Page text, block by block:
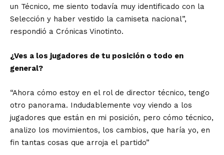
un Técnico, me siento todavía muy identificado con la
Selección y haber vestido la camiseta nacional”,
respondió a Crónicas Vinotinto.
¿Ves a los jugadores de tu posición o todo en
general?
“Ahora cómo estoy en el rol de director técnico, tengo
otro panorama. Indudablemente voy viendo a los
jugadores que están en mi posición, pero cómo técnico,
analizo los movimientos, los cambios, que haría yo, en
fin tantas cosas que arroja el partido”